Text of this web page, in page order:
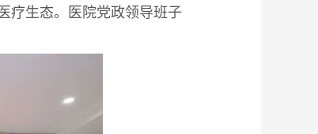
疗生态。医院党政领导班子